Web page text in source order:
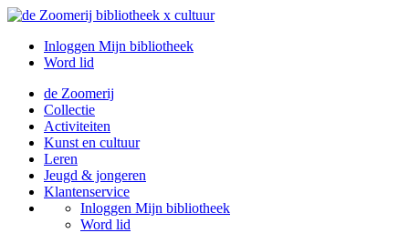
Inloggen Mijn bibliotheek
Word lid
de Zoomerij
Collectie
Activiteiten
Kunst en cultuur
Leren
Jeugd & jongeren
Klantenservice
Inloggen Mijn bibliotheek
Word lid